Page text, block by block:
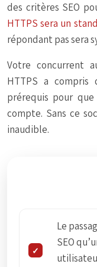
des critères SEO
HTTPS sera un
répondant pas sera
Votre concurrent
HTTPS a
prérequis pour
compte. Sans ce
inaudible.
Le
SEO